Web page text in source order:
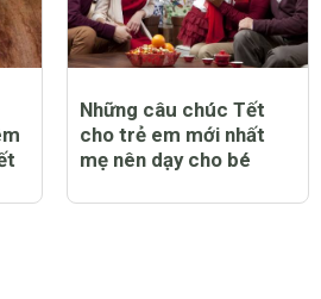
Những câu chúc Tết
cho trẻ em mới nhất
mẹ nên dạy cho bé